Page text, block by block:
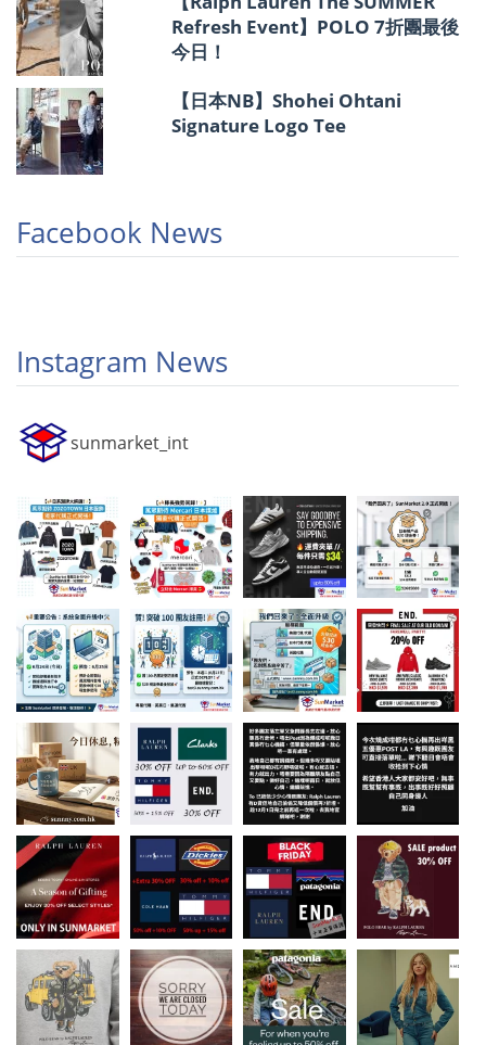
Refresh Event】POLO 7折團最後
今日！
【日本NB】Shohei Ohtani
Signature Logo Tee
Facebook News
Instagram News
sunmarket_int